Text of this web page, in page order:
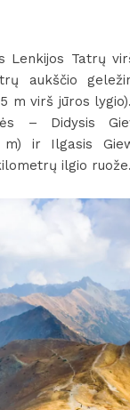
Lenkijos Tatrų
aukščio
m virš jūros
– Didysis
m) ir Ilgasis
ilgio ruože.